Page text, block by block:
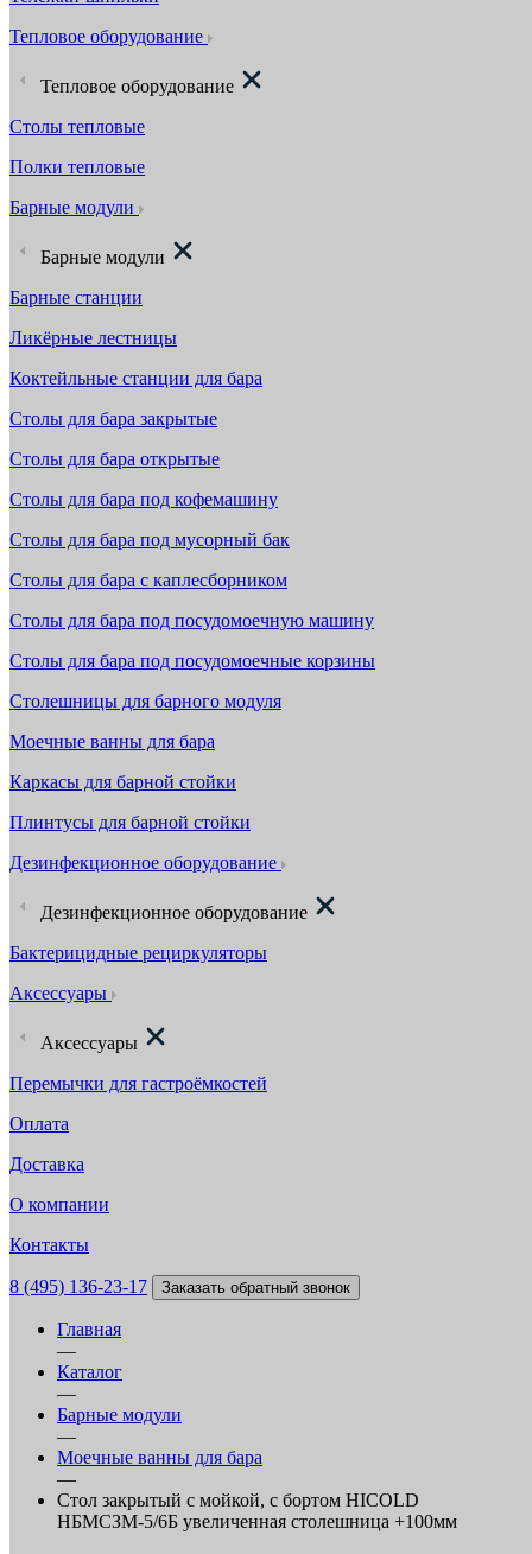
Тепловое оборудование
Тепловое оборудование
Столы тепловые
Полки тепловые
Барные модули
Барные модули
Барные станции
Ликёрные лестницы
Коктейльные станции для бара
Столы для бара закрытые
Столы для бара открытые
Столы для бара под кофемашину
Столы для бара под мусорный бак
Столы для бара с каплесборником
Столы для бара под посудомоечную машину
Столы для бара под посудомоечные корзины
Столешницы для барного модуля
Моечные ванны для бара
Каркасы для барной стойки
Плинтусы для барной стойки
Дезинфекционное оборудование
Дезинфекционное оборудование
Бактерицидные рециркуляторы
Аксессуары
Аксессуары
Перемычки для гастроёмкостей
Оплата
Доставка
О компании
Контакты
8 (495) 136-23-17 Заказать обратный звонок
Главная
—
Каталог
—
Барные модули
—
Моечные ванны для бара
—
Стол закрытый с мойкой, с бортом HICOLD
НБМСЗМ-5/6Б увеличенная столешница +100мм